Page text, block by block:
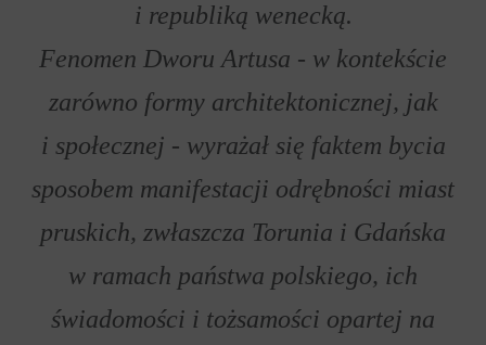
i republiką wenecką.
Fenomen Dworu Artusa - w kontekście
zarówno formy architektonicznej, jak
i społecznej - wyrażał się faktem bycia
sposobem manifestacji odrębności miast
pruskich, zwłaszcza Torunia i Gdańska
w ramach państwa polskiego, ich
świadomości i tożsamości opartej na